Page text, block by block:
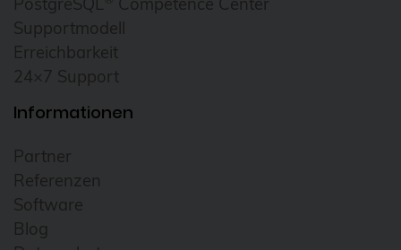
Cloudübergreifendes Management
Cluster
CNCF
Community
Config Management Camp
Configmap
Container
PostgreSQL
Competence Center
Supportmodell
Erreichbarkeit
24×7 Support
Informationen
Partner
Referenzen
Software
Blog